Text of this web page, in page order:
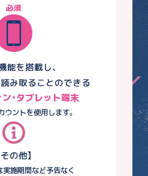
必須
能を搭載し、
み取ることのできる
・タブレット端末
ントを使用します。
その他】
施期間など予告なく